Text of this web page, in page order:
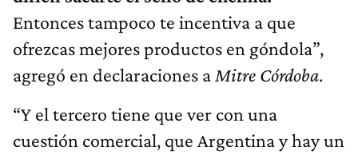
Entonces tampoco te incentiva a que
ofrezcas mejores productos en góndola”,
agregó en declaraciones a Mitre Córdoba.
“Y el tercero tiene que ver con una
cuestión comercial, que Argentina y hay un